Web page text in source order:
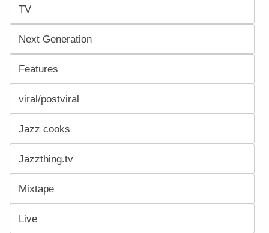
TV
Next Generation
Features
viral/postviral
Jazz cooks
Jazzthing.tv
Mixtape
Live